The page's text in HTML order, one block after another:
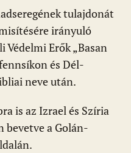
tulajdonát
irányuló
Erők „Basan
és Dél-
neve után.
is az Izrael és Szíria
a Golán-